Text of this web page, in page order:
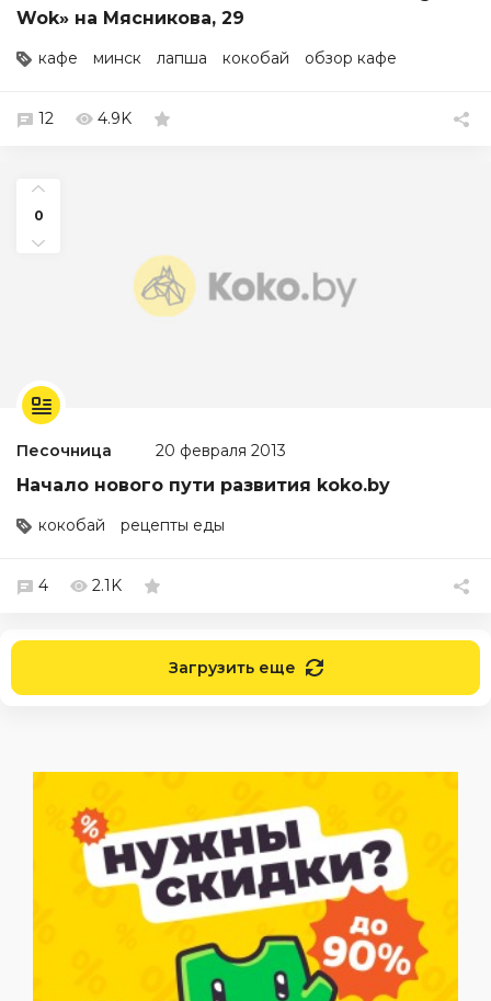
Wok» на Мясникова, 29
кафе минск лапша кокобай обзор кафе
12 4.9K
0
Песочница 20 февраля 2013
Начало нового пути развития koko.by
кокобай рецепты еды
4 2.1K
Загрузить еще